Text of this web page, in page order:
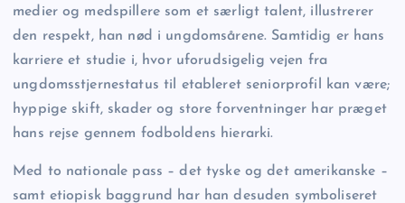
medier og medspillere som et særligt talent, illustrerer
den respekt, han nød i ungdomsårene. Samtidig er hans
karriere et studie i, hvor uforudsigelig vejen fra
ungdomsstjernestatus til etableret seniorprofil kan være;
hyppige skift, skader og store forventninger har præget
hans rejse gennem fodboldens hierarki.
Med to nationale pass – det tyske og det amerikanske –
samt etiopisk baggrund har han desuden symboliseret